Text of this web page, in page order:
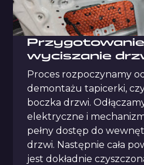
wyciszanie
Proces rozpoczynamy
demontażu tapicerki,
boczka drzwi.
elektryczne i
pełny dostęp do
drzwi. Następnie cała
jest dokładnie